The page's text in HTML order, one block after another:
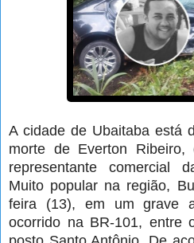
A cidade de Ubaitaba está
morte de Everton Ribeiro,
representante comercial
Muito popular na região,
feira (13), em um grave
ocorrido na BR-101, entre